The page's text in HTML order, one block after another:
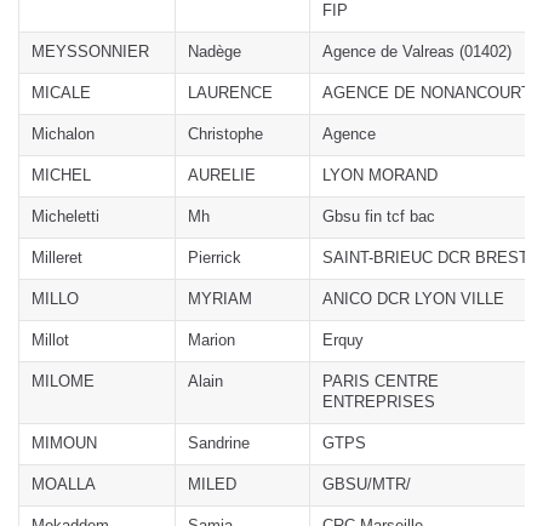
FIP
MEYSSONNIER Nadège Agence de Valreas (01402)
MICALE LAURENCE AGENCE DE NONANCOURT
Michalon Christophe Agence
MICHEL AURELIE LYON MORAND
Micheletti Mh Gbsu fin tcf bac
Milleret Pierrick SAINT-BRIEUC DCR BREST
MILLO MYRIAM ANICO DCR LYON VILLE
Millot Marion Erquy
MILOME Alain
PARIS CENTRE
ENTREPRISES
MIMOUN Sandrine GTPS
MOALLA MILED GBSU/MTR/